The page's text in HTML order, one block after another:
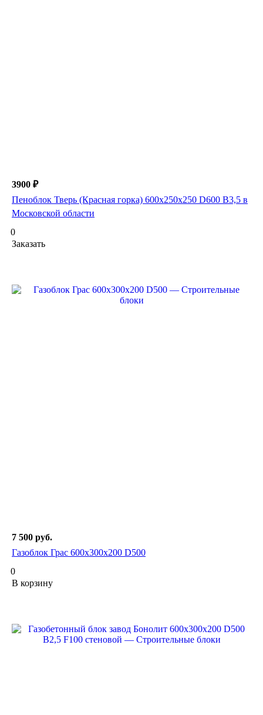
3900 ₽
Пеноблок Тверь (Красная горка) 600х250х250 D600 В3,5 в
Московской области
0
Заказать
7 500 руб.
Газоблок Грас 600х300х200 D500
0
В корзину